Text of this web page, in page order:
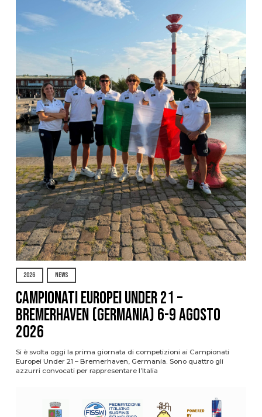
2026 NEWS
Campionati Europei Under 21 –
Bremerhaven (Germania) 6-9 agosto
2026
Si è svolta oggi la prima giornata di competizioni ai Campionati
Europei Under 21 – Bremerhaven, Germania. Sono quattro gli
azzurri convocati per rappresentare l’Italia